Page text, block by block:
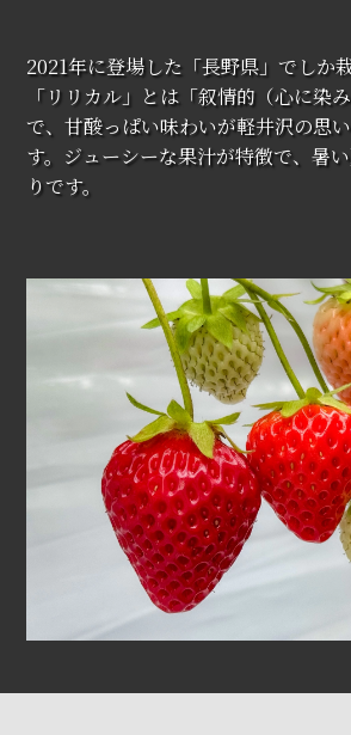
2021年に登場した「長野県」でしか
「リリカル」とは「叙情的（心に染
で、甘酸っぱい味わいが軽井沢の思
す。ジューシーな果汁が特徴で、暑
りです。